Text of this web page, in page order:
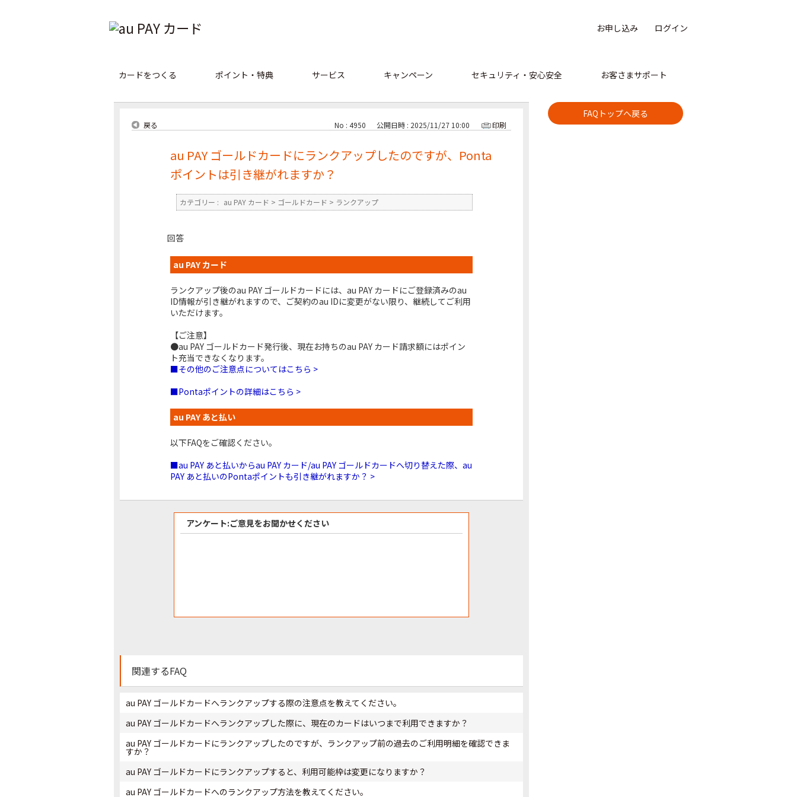
お申し込み ログイン
カードをつくる ポイント・特典 サービス キャンペーン セキュリティ・安心安全 お客さまサポート
FAQトップへ戻る
戻る No : 4950 公開日時 : 2025/11/27 10:00 印刷
au PAY ゴールドカードにランクアップしたのですが、Ponta
ポイントは引き継がれますか？
カテゴリー : au PAY カード > ゴールドカード > ランクアップ
回答
au PAY カード
ランクアップ後のau PAY ゴールドカードには、au PAY カードにご登録済みのau
ID情報が引き継がれますので、ご契約のau IDに変更がない限り、継続してご利用
いただけます。
【ご注意】
●au PAY ゴールドカード発行後、現在お持ちのau PAY カード請求額にはポイン
ト充当できなくなります。
■その他のご注意点についてはこちら >
■Pontaポイントの詳細はこちら >
au PAY あと払い
以下FAQをご確認ください。
■au PAY あと払いからau PAY カード/au PAY ゴールドカードへ切り替えた際、au
PAY あと払いのPontaポイントも引き継がれますか？ >
アンケート:ご意見をお聞かせください
関連するFAQ
au PAY ゴールドカードへランクアップする際の注意点を教えてください。
au PAY ゴールドカードへランクアップした際に、現在のカードはいつまで利用できますか？
au PAY ゴールドカードにランクアップしたのですが、ランクアップ前の過去のご利用明細を確認できま
すか？
au PAY ゴールドカードにランクアップすると、利用可能枠は変更になりますか？
au PAY ゴールドカードへのランクアップ方法を教えてください。